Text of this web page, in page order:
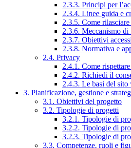
2.3.3. Principi per
2.3.4. Linee guida e
2.3.5. Come
2.3.6. Meccanismo di
2.3.7. Obiettivi
2.3.8. Normativa e
2.4. Privacy
2.4.1. Come
2.4.2. Richiedi il
2.4.3. Le basi del
3. Pianificazione, gestione e
3.1. Obiettivi del progetto
3.2. Tipologie di progetti
3.2.1. Tipologie di
3.2.2. Tipologie di
3.2.3. Tipologie di
3.3. Competenze, ruoli e